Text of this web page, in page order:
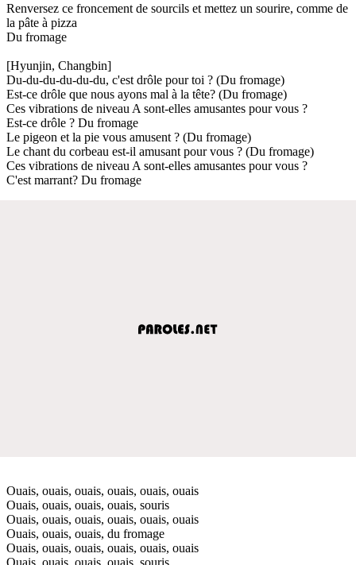
Renversez ce froncement de sourcils et mettez un sourire, comme de
la pâte à pizza
Du fromage
[Hyunjin, Changbin]
Du-du-du-du-du-du, c'est drôle pour toi ? (Du fromage)
Est-ce drôle que nous ayons mal à la tête? (Du fromage)
Ces vibrations de niveau A sont-elles amusantes pour vous ?
Est-ce drôle ? Du fromage
Le pigeon et la pie vous amusent ? (Du fromage)
Le chant du corbeau est-il amusant pour vous ? (Du fromage)
Ces vibrations de niveau A sont-elles amusantes pour vous ?
C'est marrant? Du fromage
Ouais, ouais, ouais, ouais, ouais, ouais
Ouais, ouais, ouais, ouais, souris
Ouais, ouais, ouais, ouais, ouais, ouais
Ouais, ouais, ouais, du fromage
Ouais, ouais, ouais, ouais, ouais, ouais
Ouais, ouais, ouais, ouais, souris